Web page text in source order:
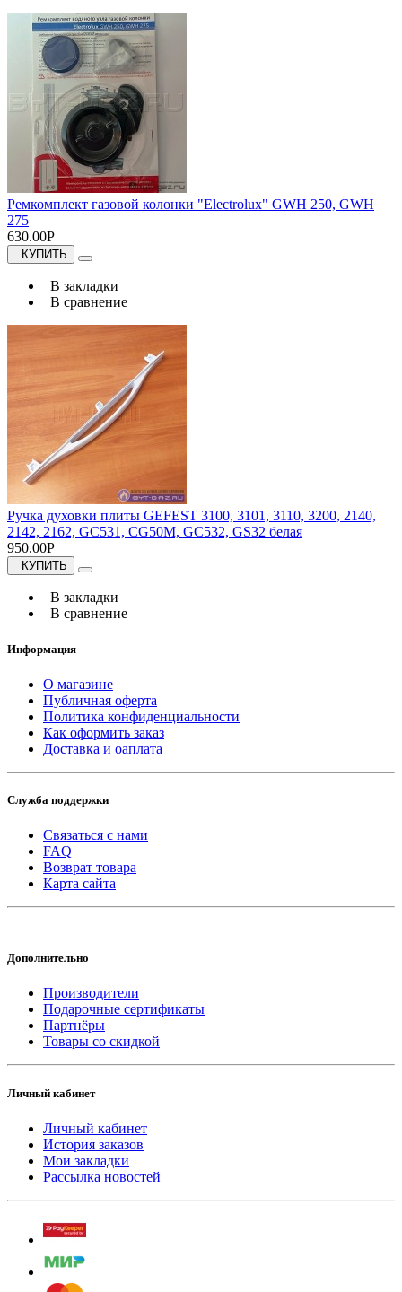
Ремкомплект газовой колонки "Electrolux" GWH 250, GWH
275
630.00Р
КУПИТЬ
В закладки
В сравнение
Ручка духовки плиты GEFEST 3100, 3101, 3110, 3200, 2140,
2142, 2162, GC531, CG50M, GC532, GS32 белая
950.00Р
КУПИТЬ
В закладки
В сравнение
Информация
О магазине
Публичная оферта
Политика конфиденциальности
Как оформить заказ
Доставка и оаплата
Служба поддержки
Связаться с нами
FAQ
Возврат товара
Карта сайта
Дополнительно
Производители
Подарочные сертификаты
Партнёры
Товары со скидкой
Личный кабинет
Личный кабинет
История заказов
Мои закладки
Рассылка новостей